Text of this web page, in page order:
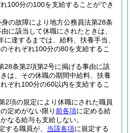
100分の100を支給することができ
身の故障により地方公務員法第28条
に該当して休職にされたときは、
に達するまでは、給料、扶養手当、
それぞれ100分の80を支給するこ
28条第2項第2号に掲げる事由に該
は、その休職の期間中給料、扶養
ぞれ100分の60以内を支給するこ
2項の規定により休職にされた職員
定めがない限り前各項に定める給
なる給与も支給しない。
する職員が、 当該各項に規定する